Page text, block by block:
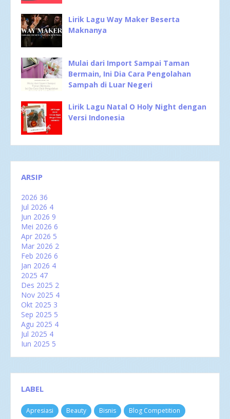
Lirik Lagu Way Maker Beserta
Maknanya
Mulai dari Import Sampai Taman
Bermain, Ini Dia Cara Pengolahan
Sampah di Luar Negeri
Lirik Lagu Natal O Holy Night dengan
Versi Indonesia
ARSIP
2026 36
Jul 2026 4
Jun 2026 9
Mei 2026 6
Apr 2026 5
Mar 2026 2
Feb 2026 6
Jan 2026 4
2025 47
Des 2025 2
Nov 2025 4
Okt 2025 3
Sep 2025 5
Agu 2025 4
Jul 2025 4
Jun 2025 5
Mar 20256
Jan 2025
202460
Des 2024 3
LABEL
Apresiasi Beauty Bisnis Blog Competition